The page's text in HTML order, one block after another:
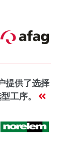
提供了选择
工序。